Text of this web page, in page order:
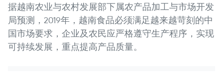
据越南农业与农村发展部下属农产品加工与市场开发
局预测，2019年，越南食品必须满足越来越苛刻的中
国市场要求，企业及农民应严格遵守生产程序，实现
可持续发展，重点提高产品质量。